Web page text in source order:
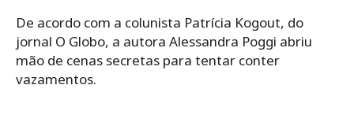
De acordo com a colunista Patrícia Kogout, do
jornal O Globo, a autora Alessandra Poggi abriu
mão de cenas secretas para tentar conter
vazamentos.